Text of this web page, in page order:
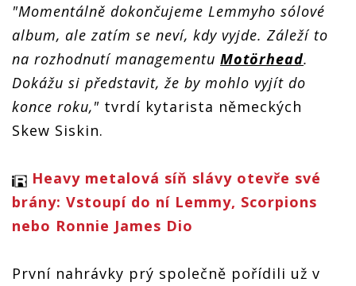
posmrtnou
desku.
Vyjít má
do konce
roku
posmrtnou
sólovou
desku.
Vyjít má
do konce
roku
sólovou
desku.
Vyjít má
do konce
posmrtnou
desku.
Vyjít má
do konce
roku
"Momentálně dokončujeme Lemmyho sólové
album, ale zatím se neví, kdy vyjde. Záleží to
na rozhodnutí managementu Motörhead.
Dokážu si představit, že by mohlo vyjít do
konce roku," tvrdí kytarista německých
Skew Siskin.
Heavy metalová síň slávy otevře své
brány: Vstoupí do ní Lemmy, Scorpions
nebo Ronnie James Dio
První nahrávky prý společně pořídili už v